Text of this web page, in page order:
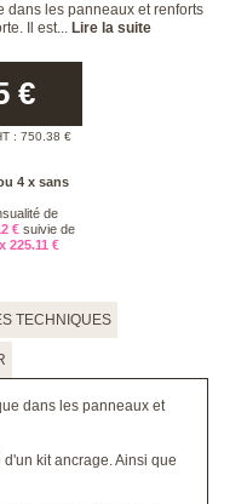
dans les panneaux et renforts
Il est... Lire la suite
€
: 750.38 €
4 x sans
de
€ suivie de
225.11 €
TECHNIQUES
dans les panneaux et
kit ancrage. Ainsi que